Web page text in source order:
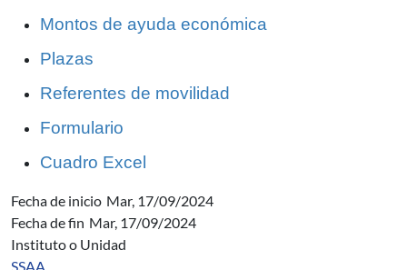
Montos de ayuda económica
Plazas
Referentes de movilidad
Formulario
Cuadro Excel
Fecha de inicio Mar, 17/09/2024
Fecha de fin Mar, 17/09/2024
Instituto o Unidad
SSAA